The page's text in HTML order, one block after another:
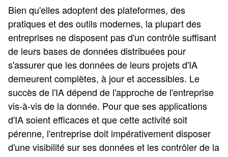
Bien qu'elles adoptent des plateformes, des
pratiques et des outils modernes, la plupart des
entreprises ne disposent pas d'un contrôle suffisant
de leurs bases de données distribuées pour
s'assurer que les données de leurs projets d'IA
demeurent complètes, à jour et accessibles. Le
succès de l'IA dépend de l'approche de l'entreprise
vis-à-vis de la donnée. Pour que ses applications
d'IA soient efficaces et que cette activité soit
pérenne, l'entreprise doit impérativement disposer
d'une visibilité sur ses données et les contrôler de la